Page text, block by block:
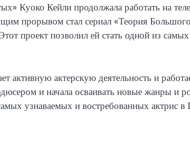
Куоко Кейли продолжала работать на
прорывом стал сериал «Теория
проект позволил ей стать одной из
активную актерскую деятельность и
и начала осваивать новые жанры и
узнаваемых и востребованных актрис в